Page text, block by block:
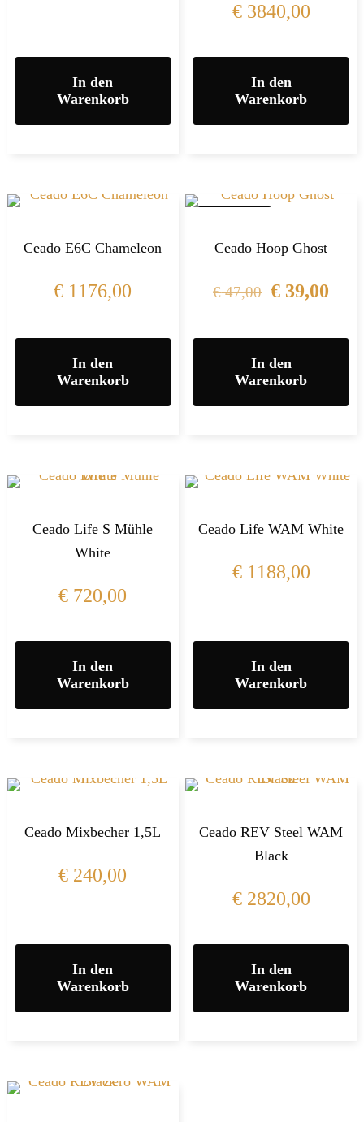
In den
Warenkorb
€3840,00
In den
Warenkorb
Ceado E6C Chameleon
€ 1176,00
In den
Warenkorb
Ceado Hoop Ghost
€47,00 € 39,00
In den
Warenkorb
Ceado Life S Mühle
White
€ 720,00
In den
Warenkorb
Ceado Life WAM White
€1188,00
In den
Warenkorb
Ceado Mixbecher 1,5L
€ 240,00
In den
Warenkorb
Ceado REV Steel WAM
Black
€2820,00
In den
Warenkorb